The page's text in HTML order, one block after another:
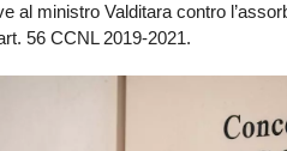
al ministro Valditara contro
56 CCNL 2019-2021.